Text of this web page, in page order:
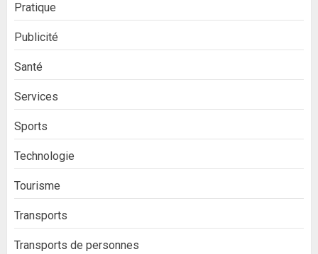
Pratique
Publicité
Santé
Services
Sports
Technologie
Tourisme
Transports
Transports de personnes